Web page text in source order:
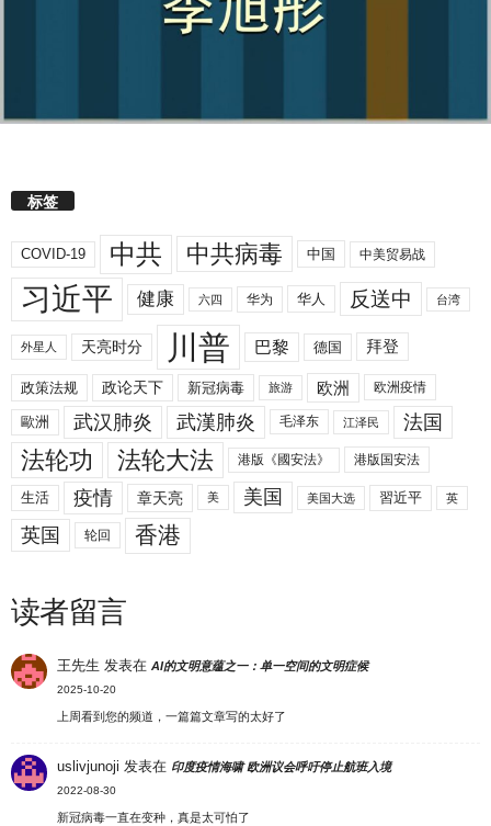
标签
COVID-19 中共 中共病毒 中国 中美贸易战
习近平 健康 六四 华为 华人 反送中 台湾
外星人 天亮时分 川普 巴黎 德国 拜登
政策法规 政论天下 新冠病毒 旅游 欧洲 欧洲疫情
歐洲 武汉肺炎 武漢肺炎 毛泽东 江泽民 法国
法轮功 法轮大法 港版《國安法》 港版国安法
生活 疫情 章天亮 美 美国 美国大选 習近平 英
英国 轮回 香港
读者留言
王先生 发表在AI的文明意蕴之一：单一空间的文明症候
2025-10-20
上周看到您的频道，一篇篇文章写的太好了
uslivjunoji 发表在 印度疫情海啸 欧洲议会呼吁停止航班入境
2022-08-30
新冠病毒一直在变种，真是太可怕了